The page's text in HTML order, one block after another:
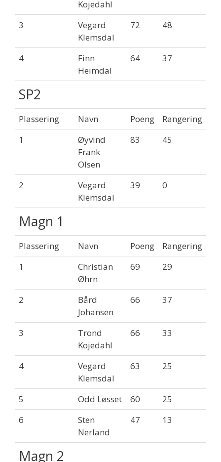
Kojedahl
3
Vegard
Klemsdal
72 48
4
Finn
Heimdal
64 37
SP2
Plassering Navn Poeng
Rangering
1
Øyvind
Frank
Olsen
83 45
2
Vegard
Klemsdal
39 0
Magn 1
Plassering Navn Poeng
Rangering
1
Christian
Øhrn
69 29
2
Bård
Johansen
66 37
3
Trond
Kojedahl
66 33
4
Vegard
Klemsdal
63 25
5 Odd Løsset 60
25
6
Sten
Nerland
47 13
Magn 2